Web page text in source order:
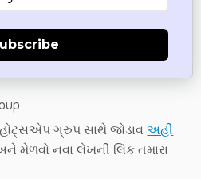
ગ્રુપ સાથે જોડાવઅહીં
મેળવો નવા લેખની લિંક તમારા